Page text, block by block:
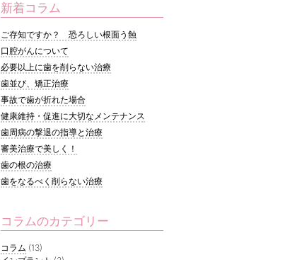
新着コラム
ご存知ですか？ 恐ろしい根面う蝕
口腔がんについて
必要以上に歯を削らない治療
歯並び、矯正治療
事故で歯が折れた場合
健康維持・促進に大切なメンテナンス
歯周病の撃退の指導と治療
審美治療で美しく！
歯の根の治療
歯をなるべく削らない治療
コラムのカテゴリー
コラム (13)